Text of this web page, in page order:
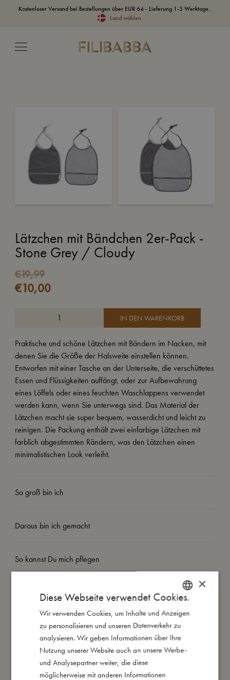
Kostenloser Versand bei Bestellungen über EUR 64 - Lieferung 1-3 Werktage..
Land wählen
Lätzchen mit Bändchen 2er-Pack -
Stone Grey / Cloudy
€19,99
€10,00
IN DEN WARENKORB
Praktische und schöne Lätzchen mit Bändern im Nacken, mit
denen Sie die Größe der Halsweite einstellen können.
Entworfen mit einer Tasche an der Unterseite, die verschüttetes
Essen und Flüssigkeiten auffängt, oder zur Aufbewahrung
eines Löffels oder eines feuchten Waschlappens verwendet
werden kann, wenn Sie unterwegs sind. Das Material der
Lätzchen macht sie super bequem, wasserdicht und leicht zu
reinigen. Die Packung enthält zwei einfarbige Lätzchen mit
farblich abgestimmten Rändern, was den Lätzchen einen
minimalistischen Look verleiht.
So groß bin ich
Daraus bin ich gemacht
So kannst Du mich pflegen
Meine Daten
Das könnte dir auch gefallen
DANISH
ENGLISH
GERMAN
×
Diese Webseite verwendet Cookies.
Wir verwenden Cookies, um Inhalte und Anzeigen
zu personalisieren und unseren Datenverkehr zu
analysieren. Wir geben Informationen über Ihre
Nutzung unserer Website auch an unsere Werbe-
und Analysepartner weiter, die diese
möglicherweise mit anderen Informationen